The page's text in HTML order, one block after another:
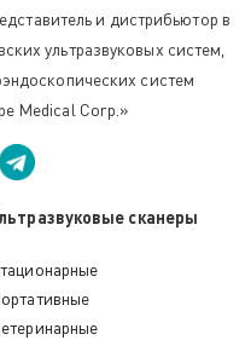
и дистрибьютор в
ультразвуковых систем,
систем
Medical Corp.»
сканеры